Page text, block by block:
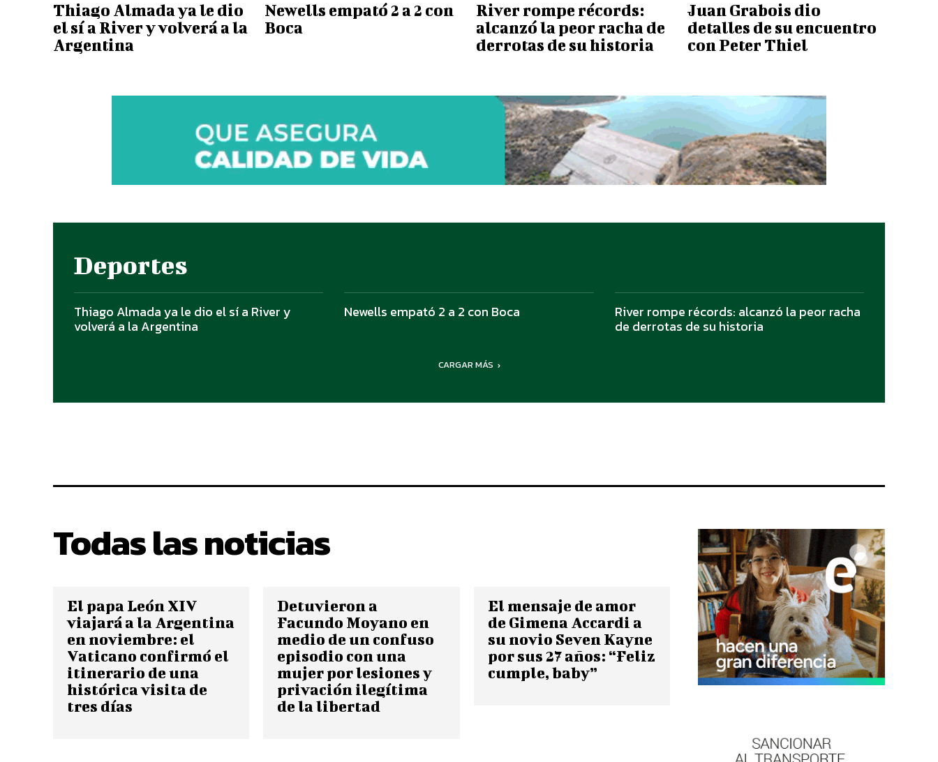
Thiago Almada ya le dio
el sí a River y volverá a la
Argentina
Newells empató 2 a 2 con
Boca
River rompe récords:
alcanzó la peor racha de
derrotas de su historia
Juan Grabois dio
detalles de su encuentro
con Peter Thiel
Deportes
Thiago Almada ya le dio el sí a River y
volverá a la Argentina
Newells empató 2 a 2 con Boca River rompe récords: alcanzó la peor racha
de derrotas de su historia
CARGAR MÁS
Todas las noticias
El papa León XIV
viajará a la Argentina
en noviembre: el
Vaticano confirmó el
itinerario de una
histórica visita de
tres días
Detuvieron a
Facundo Moyano en
medio de un confuso
episodio con una
mujer por lesiones y
privación ilegítima
de la libertad
El mensaje de amor
de Gimena Accardi a
su novio Seven Kayne
por sus 27 años: “Feliz
cumple, baby”